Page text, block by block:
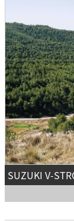
SUZUKI V-